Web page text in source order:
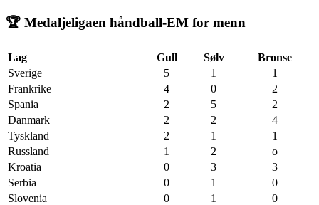
🏆 Medaljeligaen håndball-EM for menn
Lag Gull Sølv
Bronse
Sverige
5 1
1
Frankrike
4 0
2
Spania
2 5
2
Danmark
2 2
4
Tyskland
2 1
1
Russland
1 2
o
Kroatia
0 3
3
Serbia
0 1
0
Slovenia
0 1
0